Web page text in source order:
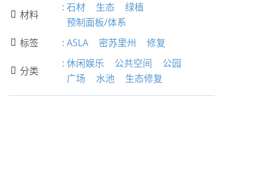
 材料
: 石材 生态
绿植
预制面板/体系
 标签 : ASLA 密苏里州 修复
 分类
: 休闲娱乐 公共空间
公园
广场
水池 生态修复